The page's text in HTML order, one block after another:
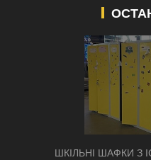
ШКІЛЬНІ ШАФКИ З